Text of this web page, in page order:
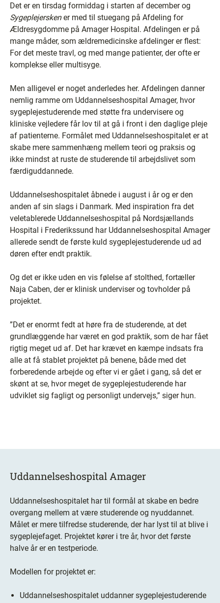
Det er en tirsdag formiddag i starten af december og
Sygeplejerskener med til stuegang på Afdeling for
Ældresygdomme på Amager Hospital. Afdelingen er på
mange måder, som ældremedicinske afdelinger er flest:
For det meste travl, og med mange patienter, der ofte er
komplekse eller multisyge.
Men alligevel er noget anderledes her. Afdelingen danner
nemlig ramme om Uddannelseshospital Amager, hvor
sygeplejestuderende med støtte fra undervisere og
kliniske vejledere får lov til at gå i front i den daglige pleje
af patienterne. Formålet med Uddannelseshospitalet er at
skabe mere sammenhæng mellem teori og praksis og
ikke mindst at ruste de studerende til arbejdslivet som
færdiguddannede.
Uddannelseshospitalet åbnede i august i år og er den
anden af sin slags i Danmark. Med inspiration fra det
veletablerede Uddannelseshospital på Nordsjællands
Hospital i Frederikssund har Uddannelseshospital Amager
allerede sendt de første kuld sygeplejestuderende ud ad
døren efter endt praktik.
Og det er ikke uden en vis følelse af stolthed, fortæller
Naja Caben, der er klinisk underviser og tovholder på
projektet.
”Det er enormt fedt at høre fra de studerende, at det
grundlæggende har været en god praktik, som de har fået
rigtig meget ud af. Det har krævet en kæmpe indsats fra
alle at få stablet projektet på benene, både med det
forberedende arbejde og efter vi er gået i gang, så det er
skønt at se, hvor meget de sygeplejestuderende har
udviklet sig fagligt og personligt undervejs,” siger hun.
Uddannelseshospital Amager
Uddannelseshospitalet har til formål at skabe en bedre
overgang mellem at være studerende og nyuddannet.
Målet er mere tilfredse studerende, der har lyst til at blive i
sygeplejefaget. Projektet kører i tre år, hvor det første
halve år er en testperiode.
Modellen for projektet er:
Uddannelseshospitalet uddanner sygeplejestuderende